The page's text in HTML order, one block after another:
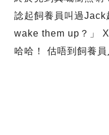
諗起飼養員叫過
wake them up？」
哈哈！ 估唔到飼養